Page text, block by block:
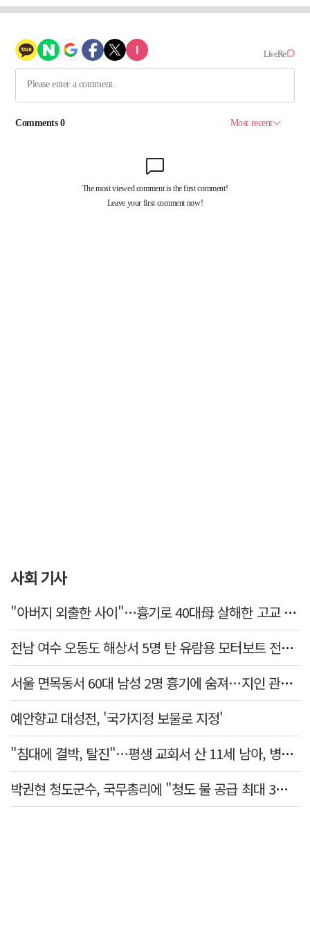
사회 기사
"아버지 외출한 사이"…흉기로 40대母 살해한 고교 자퇴생, 구속 기로에
전남 여수 오동도 해상서 5명 탄 유람용 모터보트 전복…2명 숨져
서울 면목동서 60대 남성 2명 흉기에 숨져…지인 관계로 추정
예안향교 대성전, '국가지정 보물로 지정'
"침대에 결박, 탈진"…평생 교회서 산 11세 남아, 병원 이송 끝 숨져
박권현 청도군수, 국무총리에 "청도 물 공급 최대 3만t 늘려달라"